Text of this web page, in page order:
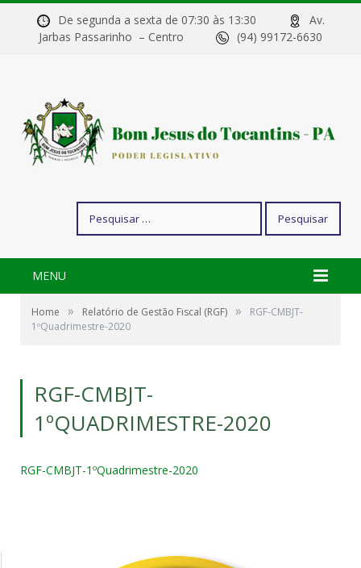
De segunda a sexta de 07:30 às 13:30
Av.
Jarbas Passarinho – Centro
(94) 99172-6630
por:
MENU
Home » Relatório de Gestão Fiscal (RGF) »
RGF-CMBJT-
1ºQuadrimestre-2020
RGF-CMBJT-
1ºQUADRIMESTRE-2020
RGF-CMBJT-1ºQuadrimestre-2020